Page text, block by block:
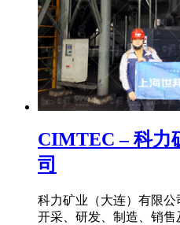
CIMTEC – 科力
司
科力矿业（大连）有限公
开采、研发、制造、销